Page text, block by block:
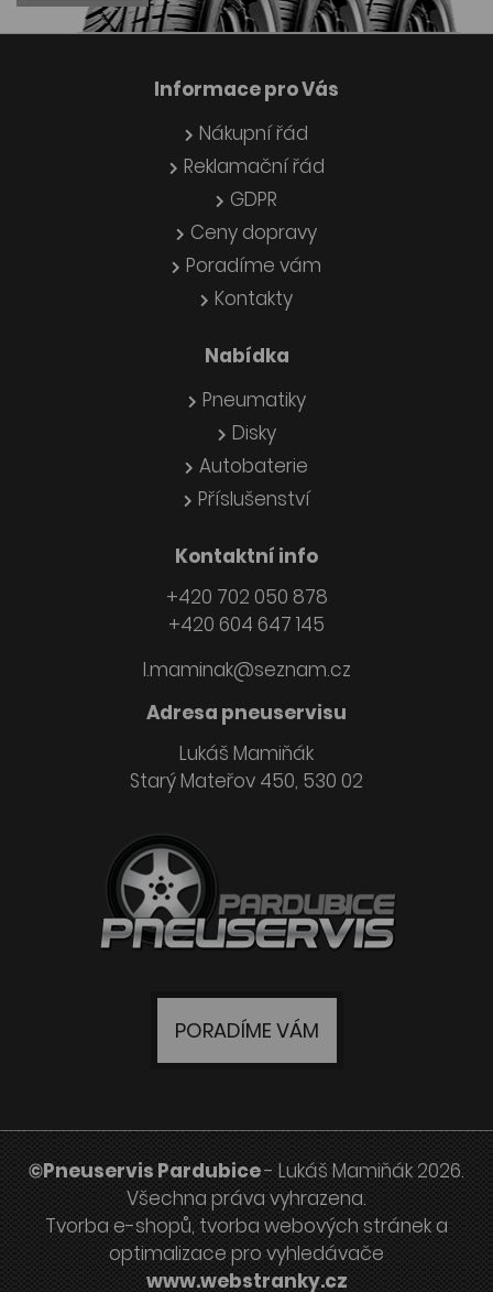
Informace pro Vás
Nákupní řád
Reklamační řád
GDPR
Ceny dopravy
Poradíme vám
Kontakty
Nabídka
Pneumatiky
Disky
Autobaterie
Příslušenství
Kontaktní info
+420 702 050 878
+420 604 647 145
l.maminak@seznam.cz
Adresa pneuservisu
Lukáš Mamiňák
Starý Mateřov 450, 530 02
PORADÍME VÁM
©Pneuservis Pardubice- Lukáš Mamiňák 2026.
Všechna práva vyhrazena.
Tvorba e-shopů, tvorba webových stráneka
optimalizace pro vyhledávače
www.webstranky.cz